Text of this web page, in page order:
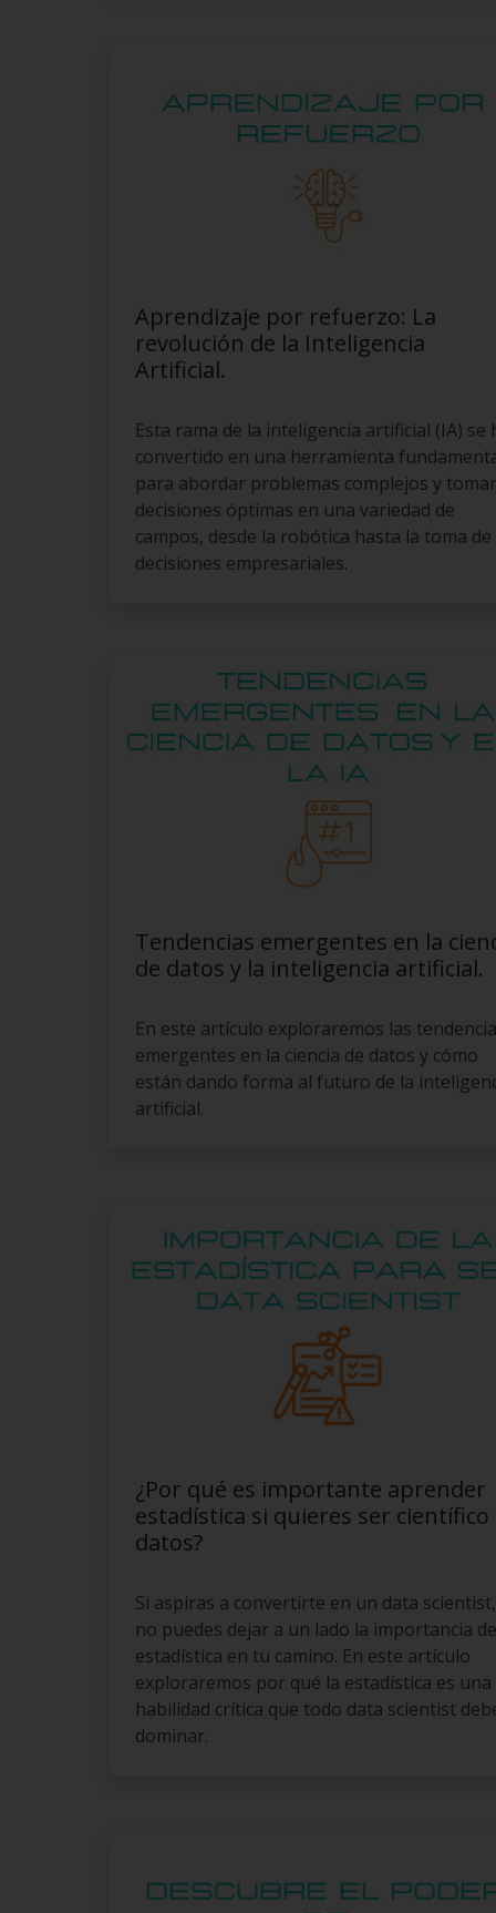
Aprendizaje por refuerzo: La
revolución de la Inteligencia
Artificial.
Esta rama de la inteligencia artificial (IA) se
convertido en una herramienta
para abordar problemas complejos y tomar
decisiones óptimas en una variedad de
campos, desde la robótica hasta la toma de
decisiones empresariales.
Tendencias emergentes en la
de datos y la inteligencia artificial.
En este artículo exploraremos las
emergentes en la ciencia de datos y cómo
están dando forma al futuro de la
artificial.
¿Por qué es importante aprender
estadística si quieres ser científico
datos?
Si aspiras a convertirte en un data scientist,
no puedes dejar a un lado la importancia
estadística en tu camino. En este artículo
exploraremos por qué la estadística es una
habilidad crítica que todo data scientist
dominar.